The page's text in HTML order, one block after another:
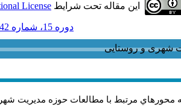
این مقاله تحت شرایط License
دوره 15، شماره 42 و ضميمه - ( ضميمه لاتين 1395 )
محورهاي مرتبط با مطالعات حوزه مديريت